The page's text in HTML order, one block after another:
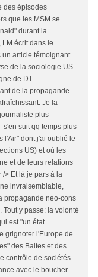
des épisodes
que les MSM se
durant la
écrit dans le
un article témoignant
de la sociologie US
de DT.
de la propagande
Je la
plus
s'en suit qq temps plus
l'Air" dont j'ai oublié le
US) et où les
et de leurs relations
/> Et là je pars à la
invraisemblable,
propagande neo-cons
y passe: la volonté
est "un état
grignoter l'Europe de
des Baltes et des
contrôle de sociétés
avec le boucher